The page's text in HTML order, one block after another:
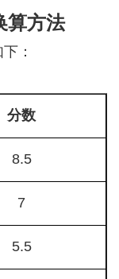
算方法
：
分数
8.5
7
5.5